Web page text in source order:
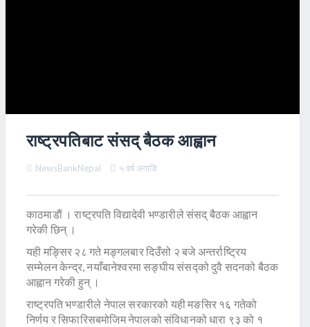
राष्ट्रपतिबाट संसद् बैठक आह्वान
NewsBankNepal ५ वर्ष अगाडि
काठमाडाैं । राष्ट्रपति विद्यादेवी भण्डारीले संसद् बैठक आह्वान
गरेकी छिन् ।
यही मङ्सिर २८ गते मङ्गलबार दिउँसो २ बजे अन्तर्राष्ट्रिय
सम्मेलन केन्द्र, नयाँबानेश्वरमा सङ्घीय संसद्को दुवै सदनको बैठक
आह्वान गरेकी हुन् ।
राष्ट्रपति भण्डारीले नेपाल सरकारको यही मङसिर १६ गतेको
निर्णय र सिफारिसबमोजिम नेपालको संविधानको धारा ९३ को १